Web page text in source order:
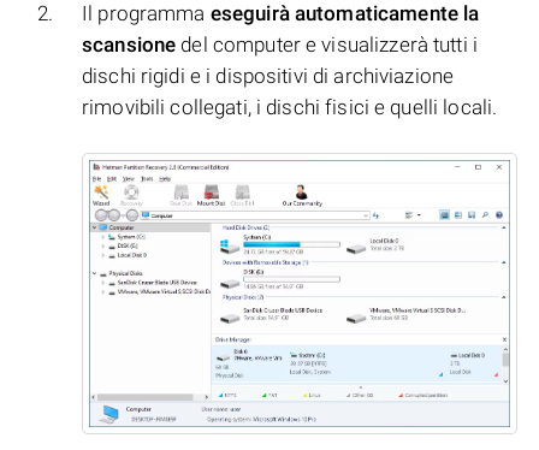
Il programma eseguirà automaticamente la
scansione del computer e visualizzerà tutti i
dischi rigidi e i dispositivi di archiviazione
rimovibili collegati, i dischi fisici e quelli locali.